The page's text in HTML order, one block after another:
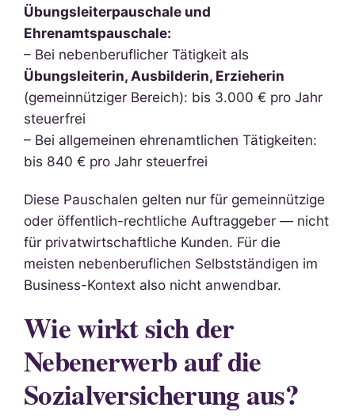
Übungsleiterpauschale und
Ehrenamtspauschale:
– Bei nebenberuflicher Tätigkeit als
Übungsleiterin, Ausbilderin, Erzieherin
(gemeinnütziger Bereich): bis 3.000 € pro Jahr
steuerfrei
– Bei allgemeinen ehrenamtlichen Tätigkeiten:
bis 840 € pro Jahr steuerfrei
Diese Pauschalen gelten nur für gemeinnützige
oder öffentlich-rechtliche Auftraggeber — nicht
für privatwirtschaftliche Kunden. Für die
meisten nebenberuflichen Selbstständigen im
Business-Kontext also nicht anwendbar.
Wie wirkt sich der
Nebenerwerb auf die
Sozialversicherung aus?